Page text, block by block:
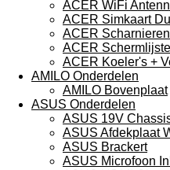
ACER WiFi
ACER Simkaart
ACER Scharnieren
ACER
ACER Koeler's +
AMILO Onderdelen
AMILO Bovenplaat
ASUS Onderdelen
ASUS 19V
ASUS Afdekplaat
ASUS Brackert
ASUS Microfoon